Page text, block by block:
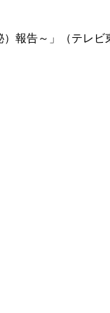
報告～」（テレ